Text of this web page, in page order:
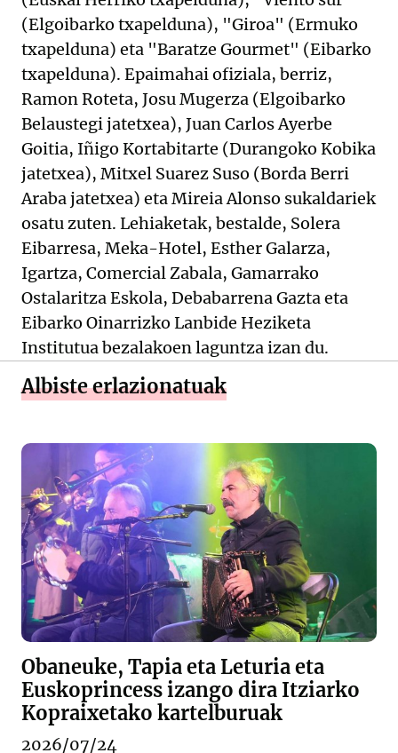
(Elgoibarko txapelduna), "Giroa" (Ermuko
txapelduna) eta "Baratze Gourmet" (Eibarko
txapelduna). Epaimahai ofiziala, berriz,
Ramon Roteta, Josu Mugerza (Elgoibarko
Belaustegi jatetxea), Juan Carlos Ayerbe
Goitia, Iñigo Kortabitarte (Durangoko Kobika
jatetxea), Mitxel Suarez Suso (Borda Berri
Araba jatetxea) eta Mireia Alonso sukaldariek
osatu zuten. Lehiaketak, bestalde, Solera
Eibarresa, Meka-Hotel, Esther Galarza,
Igartza, Comercial Zabala, Gamarrako
Ostalaritza Eskola, Debabarrena Gazta eta
Eibarko Oinarrizko Lanbide Heziketa
Institutua bezalakoen laguntza izan du.
Albiste erlazionatuak
Obaneuke, Tapia eta Leturia eta
Euskoprincess izango dira Itziarko
Kopraixetako kartelburuak
2026/07/24